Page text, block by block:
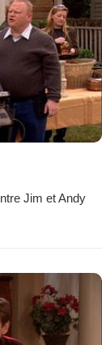
Jim et Andy